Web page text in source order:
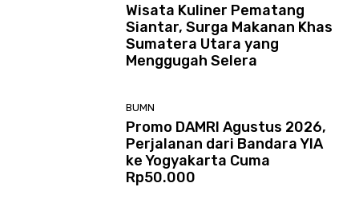
Wisata Kuliner Pematang
Siantar, Surga Makanan Khas
Sumatera Utara yang
Menggugah Selera
BUMN
Promo DAMRI Agustus 2026,
Perjalanan dari Bandara YIA
ke Yogyakarta Cuma
Rp50.000